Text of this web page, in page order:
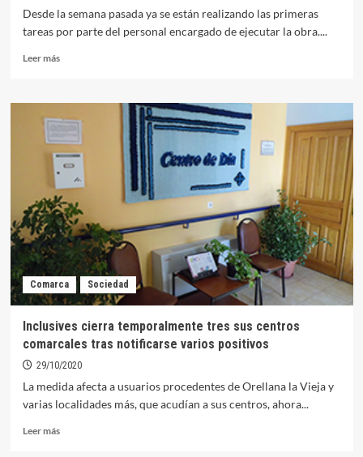
Desde la semana pasada ya se están realizando las primeras
tareas por parte del personal encargado de ejecutar la obra....
Leer másLeer
Ya
está
marcha
la
obra
de
accesibilidad
del
Convento
de
San
Benito
Comarca Sociedad
Inclusives cierra temporalmente tres sus centros
comarcales tras notificarse varios positivos
29/10/2020
La medida afecta a usuarios procedentes de Orellana la Vieja y
varias localidades más, que acudían a sus centros, ahora...
Leer másLeer